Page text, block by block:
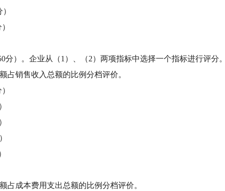
）。企业从（1）、（2）两项指标中选择一个指标进行评分。
占销售收入总额的比例分档评价。
占成本费用支出总额的比例分档评价。